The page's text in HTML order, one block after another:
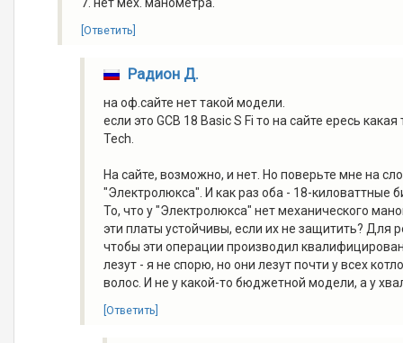
[Ответить]
Радион Д.
на оф.сайте нет такой модели.
если это GCB 18 Basic S Fi то на сайте ересь
Tech.
На сайте, возможно, и нет. Но поверьте мне на
"Электролюкса". И как раз оба - 18-киловаттные
То, что у "Электролюкса" нет механического
эти платы устойчивы, если их не защитить? Для
чтобы эти операции производил
лезут - я не спорю, но они лезут почти у всех
волос. И не у какой-то бюджетной модели, а у
[Ответить]